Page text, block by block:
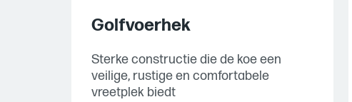
Golfvoerhek
Sterke constructie die de koe een
veilige, rustige en comfortabele
vreetplek biedt